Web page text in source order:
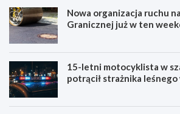
Nowa organizacja ruchu
Granicznej już w ten
15-letni motocyklista w
potrącił strażnika leśnego